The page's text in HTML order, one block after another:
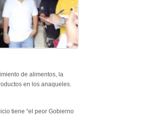
de alimentos, la
en los anaqueles.
tiene “el peor Gobierno